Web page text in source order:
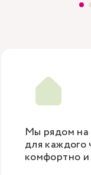
Мы рядом на
для каждого
комфортно